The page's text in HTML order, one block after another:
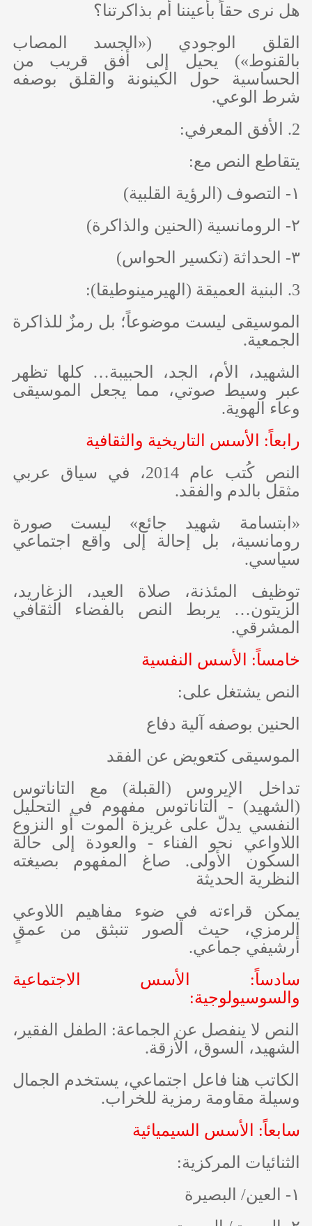
هل نرى حقاً بأعيننا أم بذاكرتنا؟
القلق الوجودي («الجسد المصاب
بالقنوط») يحيل إلى أفق قريب من
الحساسية حول الكينونة والقلق بوصفه
شرط الوعي.
2. الأفق المعرفي:
يتقاطع النص مع:
١- التصوف (الرؤية القلبية)
٢- الرومانسية (الحنين والذاكرة)
٣- الحداثة (تكسير الحواس)
3. البنية العميقة (الهيرمينوطيقا):
الموسيقى ليست موضوعاً؛ بل رمزٌ للذاكرة
الجمعية.
الشهيد، الأم، الجد، الحبيبة… كلها تظهر
عبر وسيط صوتي، مما يجعل الموسيقى
وعاء الهوية.
رابعاً: الأسس التاريخية والثقافية
النص كُتب عام 2014، في سياق عربي
مثقل بالدم والفقد.
«ابتسامة شهيد جائع» ليست صورة
رومانسية، بل إحالة إلى واقع اجتماعي
سياسي.
توظيف المئذنة، صلاة العيد، الزغاريد،
الزيتون… يربط النص بالفضاء الثقافي
المشرقي.
خامساً: الأسس النفسية
النص يشتغل على:
الحنين بوصفه آلية دفاع
الموسيقى كتعويض عن الفقد
تداخل الإيروس (القبلة) مع التاناتوس
(الشهيد) - التاناتوس مفهوم في التحليل
النفسي يدلّ على غريزة الموت أو النزوع
اللاواعي نحو الفناء - والعودة إلى حالة
السكون الأولى. صاغ المفهوم بصيغته
النظرية الحديثة
يمكن قراءته في ضوء مفاهيم اللاوعي
الرمزي، حيث الصور تنبثق من عمقٍ
أرشيفي جماعي.
سادساً: الأسس الاجتماعية
والسوسيولوجية:
النص لا ينفصل عن الجماعة: الطفل الفقير،
الشهيد، السوق، الأزقة.
الكاتب هنا فاعل اجتماعي، يستخدم الجمال
وسيلة مقاومة رمزية للخراب.
سابعاً: الأسس السيميائية
الثنائيات المركزية:
١- العين/ البصيرة